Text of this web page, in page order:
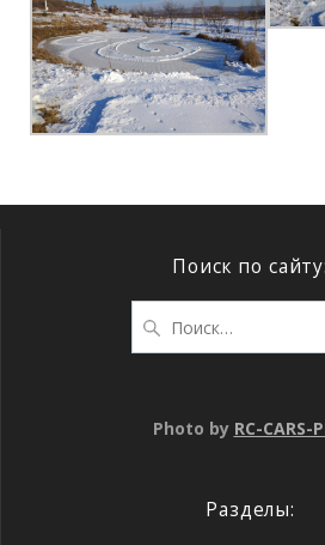
Поиск по сайту:
Photo by RC-CARS-
Разделы: